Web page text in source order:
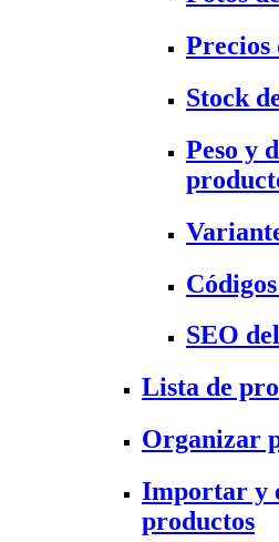
Precios
Stock
Peso y
SEO
Lista de
Organizar
Importar y
productos